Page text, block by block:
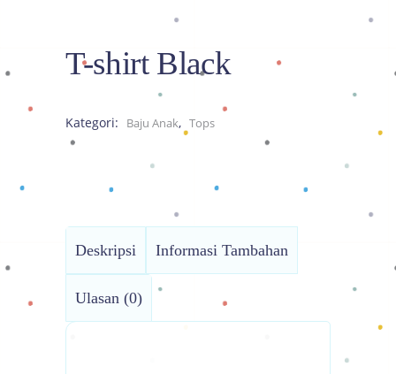
T-shirt Black
Kategori: Baju Anak, Tops
Deskripsi Informasi Tambahan
Ulasan (0)